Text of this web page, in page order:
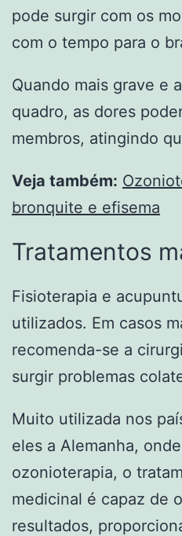
pode surgir com os
com o tempo para o
Quando mais grave e
quadro, as dores
membros, atingindo
Veja também:
bronquite e efisema
Tratamentos
Fisioterapia e
utilizados. Em casos
recomenda-se a
surgir problemas
Muito utilizada nos
eles a Alemanha,
ozonioterapia, o
medicinal é capaz de
resultados,